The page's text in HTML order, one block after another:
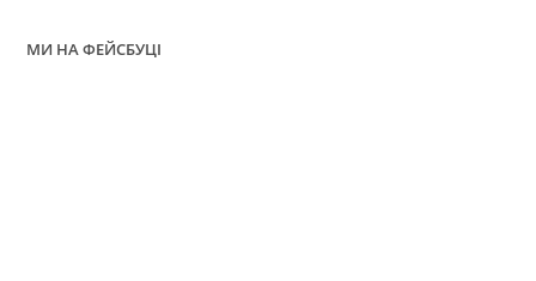
МИ НА ФЕЙСБУЦІ